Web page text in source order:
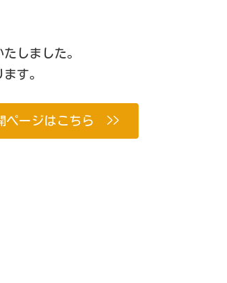
しました。
す。
ページはこちら >>